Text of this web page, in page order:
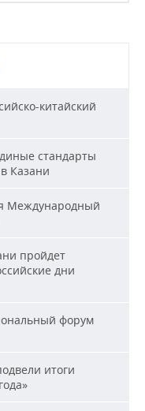
китайский
стандарты
Казани
Международный
пройдет
дни
форум
итоги